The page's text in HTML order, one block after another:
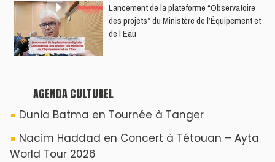
​Lancement de la plateforme “Observatoire
des projets” du Ministère de l’Équipement et
de l’Eau
AGENDA CULTUREL
Dunia Batma en Tournée à Tanger
Nacim Haddad en Concert à Tétouan – Ayta
World Tour 2026